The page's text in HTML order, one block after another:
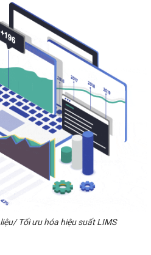
Tối ưu hóa hiệu suất LIMS